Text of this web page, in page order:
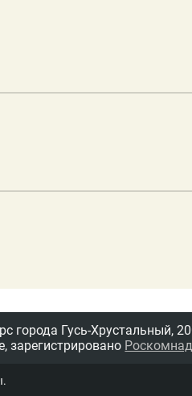
города Гусь-Хрустальный,
зарегистрировано